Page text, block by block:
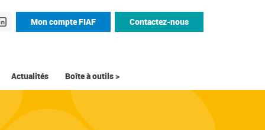
Mon compte FIAF Contactez-nous
Actualités Boîte à outils >